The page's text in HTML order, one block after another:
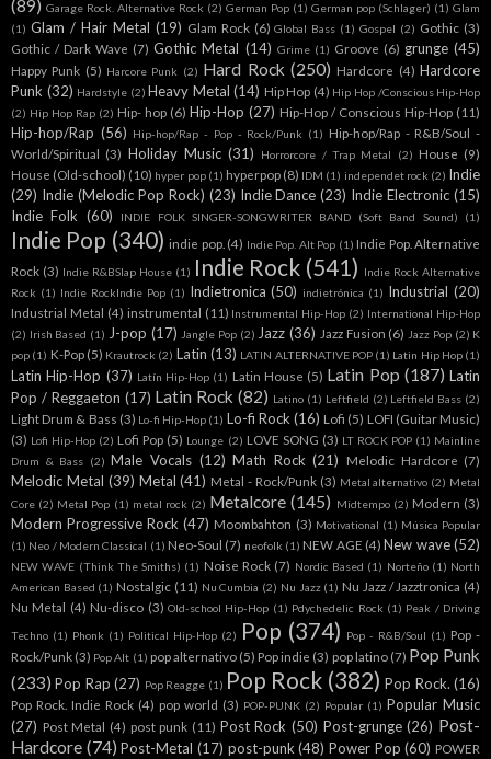
(89) Garage Rock. Alternative Rock (2) German Pop (1) German pop (Schlager) (1) Glam
(1) Glam / Hair Metal (19) Glam Rock (6) Global Bass (1) Gospel (2) Gothic (3)
Gothic / Dark Wave (7) Gothic Metal (14) Grime (1) Groove (6) grunge (45)
Happy Punk (5) Harcore Punk (2) Hard Rock (250) Hardcore (4) Hardcore
Punk (32) Hardstyle (2) Heavy Metal (14) Hip Hop (4) Hip Hop /Conscious Hip-Hop
(2) Hip Hop Rap (2) Hip- hop (6) Hip-Hop (27) Hip-Hop / Conscious Hip-Hop (11)
Hip-hop/Rap (56) Hip-hop/Rap - Pop - Rock/Punk (1) Hip-hop/Rap - R&B/Soul -
World/Spiritual (3) Holiday Music (31) Horrorcore / Trap Metal (2) House (9)
House (Old-school) (10) hyper pop (1) hyperpop (8) IDM (1) independet rock (2) Indie
(29) Indie (Melodic Pop Rock) (23) Indie Dance (23) Indie Electronic (15)
Indie Folk (60) INDIE FOLK SINGER-SONGWRITER BAND (Soft Band Sound) (1)
Indie Pop (340) indie pop. (4) Indie Pop. Alt Pop (1) Indie Pop. Alternative
Rock (3) Indie R&BSlap House (1) Indie Rock (541) Indie Rock Alternative
Rock (1) Indie RockIndie Pop (1) Indietronica (50) indietrónica (1) Industrial (20)
Industrial Metal (4) instrumental (11) Instrumental Hip-Hop (2) International Hip-Hop
(2) Irish Based (1) J-pop (17) Jangle Pop (2) Jazz (36) Jazz Fusion (6) Jazz Pop (2) K
pop (1) K-Pop (5) Krautrock (2) Latin (13) LATIN ALTERNATIVE POP (1) Latin Hip Hop (1)
Latin Hip-Hop (37) Latín Hip-Hop (1) Latin House (5) Latin Pop (187) Latin
Pop / Reggaeton (17) Latin Rock (82) Latino (1) Leftfield (2) Leftfield Bass (2)
Light Drum & Bass (3) Lo-fi Hip-Hop (1) Lo-fi Rock (16) Lofi (5) LOFI (Guitar Music)
(3) Lofi Hip-Hop (2) Lofi Pop (5) Lounge (2) LOVE SONG (3) LT ROCK POP (1) Mainline
Drum & Bass (2) Male Vocals (12) Math Rock (21) Melodic Hardcore (7)
Melodic Metal (39) Metal (41) Metal - Rock/Punk (3) Metal alternativo (2) Metal
Core (2) Metal Pop (1) metal rock (2) Metalcore (145) Midtempo (2) Modern (3)
Modern Progressive Rock (47) Moombahton (3) Motivational (1) Música Popular
(1) Neo / Modern Classical (1) Neo-Soul (7) neofolk (1) NEW AGE (4) New wave (52)
NEW WAVE (Think The Smiths) (1) Noise Rock (7) Nordic Based (1) Norteño (1) North
American Based (1) Nostalgic (11) Nu Cumbia (2) Nu Jazz (1) Nu Jazz / Jazztronica (4)
Nu Metal (4) Nu-disco (3) Old-school Hip-Hop (1) Pdychedelic Rock (1) Peak / Driving
Techno (1) Phonk (1) Political Hip-Hop (2) Pop (374) Pop - R&B/Soul (1) Pop -
Rock/Punk (3) Pop Alt (1) pop alternativo (5) Pop indie (3) pop latino (7) Pop Punk
(233) Pop Rap (27) Pop Reagge (1) Pop Rock (382) Pop Rock. (16)
Pop Rock. Indie Rock (4) pop world (3) POP-PUNK (2) Popular (1) Popular Music
(27) Post Metal (4) post punk (11) Post Rock (50) Post-grunge (26) Post-
Hardcore (74) Post-Metal (17) post-punk (48) Power Pop (60) POWER